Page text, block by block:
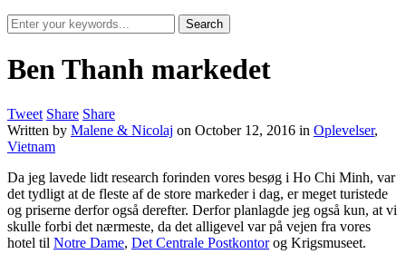
Ben Thanh markedet
Tweet Share Share
Written by Malene & Nicolaj on October 12, 2016 in Oplevelser,
Vietnam
Da jeg lavede lidt research forinden vores besøg i Ho Chi Minh, var
det tydligt at de fleste af de store markeder i dag, er meget turistede
og priserne derfor også derefter. Derfor planlagde jeg også kun, at vi
skulle forbi det nærmeste, da det alligevel var på vejen fra vores
hotel til Notre Dame, Det Centrale Postkontorog Krigsmuseet.